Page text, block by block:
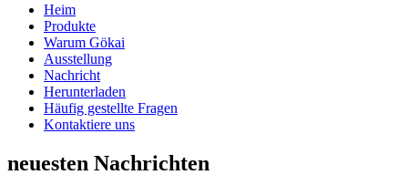
Heim
Produkte
Warum Gökai
Ausstellung
Nachricht
Herunterladen
Häufig gestellte Fragen
Kontaktiere uns
neuesten Nachrichten